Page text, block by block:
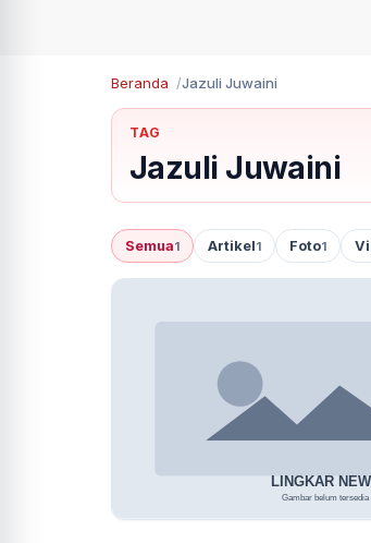
Beranda Jazuli Juwaini
TAG
Jazuli Juwaini
Semua1 Artikel1 Foto1